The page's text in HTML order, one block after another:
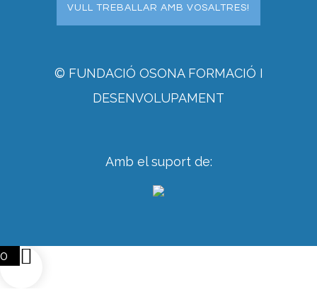
VULL TREBALLAR AMB VOSALTRES!
© FUNDACIÓ OSONA FORMACIÓ I
DESENVOLUPAMENT
Amb el suport de:
0